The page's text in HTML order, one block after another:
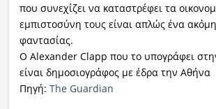
που συνεχίζει να καταστρέφει τα
εμπιστοσύνη τους είναι απλώς ένα
φαντασίας.
Ο Alexander Clapp που το υπογράφει
είναι δημοσιογράφος με έδρα την Αθήνα
Πηγή: The Guardian